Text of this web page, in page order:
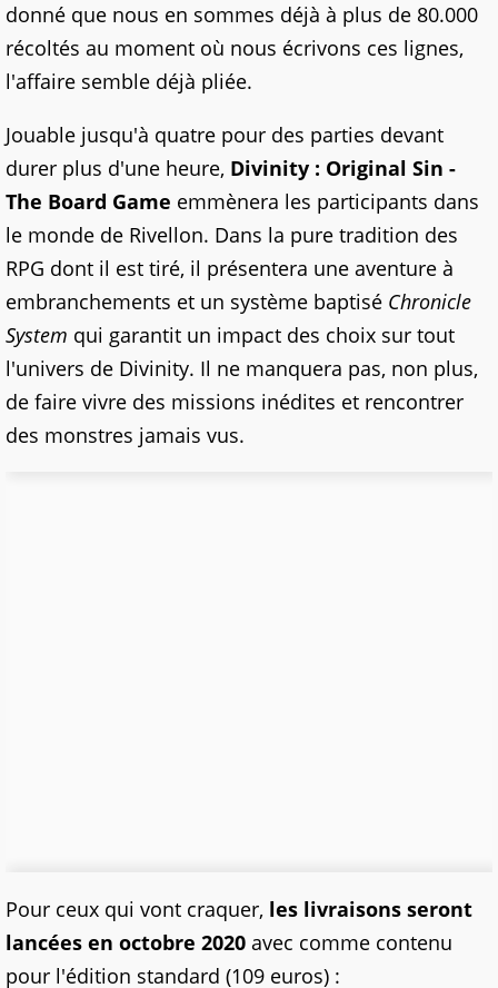
donné que nous en sommes déjà à plus de 80.000
récoltés au moment où nous écrivons ces lignes,
l'affaire semble déjà pliée.
Jouable jusqu'à quatre pour des parties devant
durer plus d'une heure, Divinity : Original Sin -
The Board Game emmènera les participants dans
le monde de Rivellon. Dans la pure tradition des
RPG dont il est tiré, il présentera une aventure à
embranchements et un système baptisé Chronicle
System qui garantit un impact des choix sur tout
l'univers de Divinity. Il ne manquera pas, non plus,
de faire vivre des missions inédites et rencontrer
des monstres jamais vus.
Pour ceux qui vont craquer, les livraisons seront
lancées en octobre 2020 avec comme contenu
pour l'édition standard (109 euros) :